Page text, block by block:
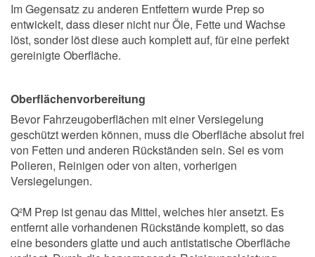
Im Gegensatz zu anderen Entfettern wurde Prep so
entwickelt, dass dieser nicht nur Öle, Fette und Wachse
löst, sonder löst diese auch komplett auf, für eine perfekt
gereinigte Oberfläche.
Oberflächenvorbereitung
Bevor Fahrzeugoberflächen mit einer Versiegelung
geschützt werden können, muss die Oberfläche absolut frei
von Fetten und anderen Rückständen sein. Sei es vom
Polieren, Reinigen oder von alten, vorherigen
Versiegelungen.
Q²M Prep ist genau das Mittel, welches hier ansetzt. Es
entfernt alle vorhandenen Rückstände komplett, so das
eine besonders glatte und auch antistatische Oberfläche